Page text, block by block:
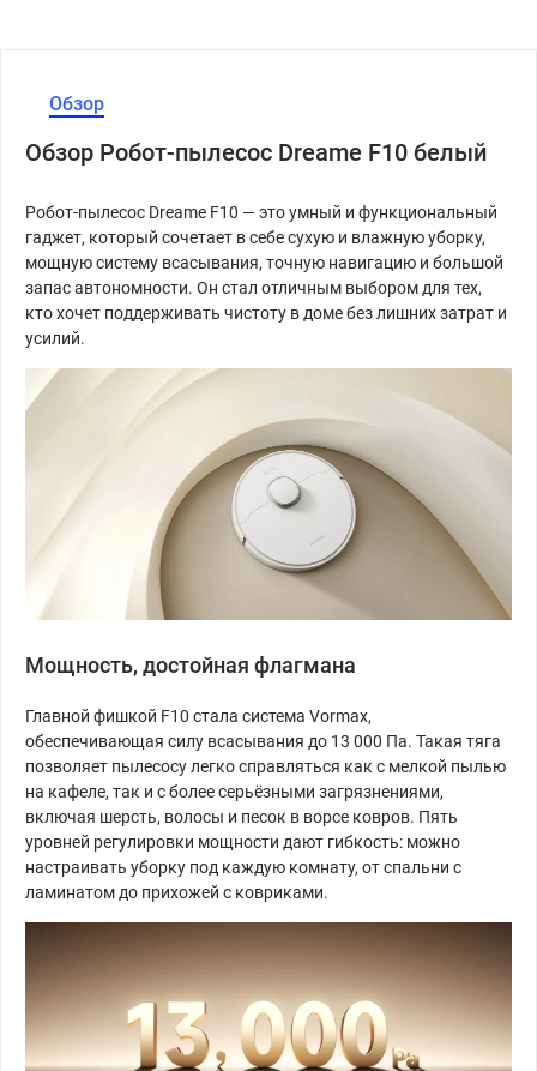
Обзор
Обзор Робот-пылесос Dreame F10 белый
Робот-пылесос Dreame F10 — это умный и функциональный
гаджет, который сочетает в себе сухую и влажную уборку,
мощную систему всасывания, точную навигацию и большой
запас автономности. Он стал отличным выбором для тех,
кто хочет поддерживать чистоту в доме без лишних затрат и
усилий.
Мощность, достойная флагмана
Главной фишкой F10 стала система Vormax,
обеспечивающая силу всасывания до 13 000 Па. Такая тяга
позволяет пылесосу легко справляться как с мелкой пылью
на кафеле, так и с более серьёзными загрязнениями,
включая шерсть, волосы и песок в ворсе ковров. Пять
уровней регулировки мощности дают гибкость: можно
настраивать уборку под каждую комнату, от спальни с
ламинатом до прихожей с ковриками.